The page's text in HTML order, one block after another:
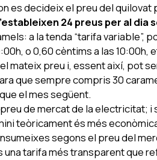
es decideix el preu del quilovat
24 preus per al dia
a la tenda “tarifa variable”,
o 0,60 cèntims a las 10:00h,
mateix preu i, essent així, pot
que sempre compris 30
el mes següent.
de mercat de la electricitat; i
teòricament és més
segons el preu del
una tarifa més transparent que